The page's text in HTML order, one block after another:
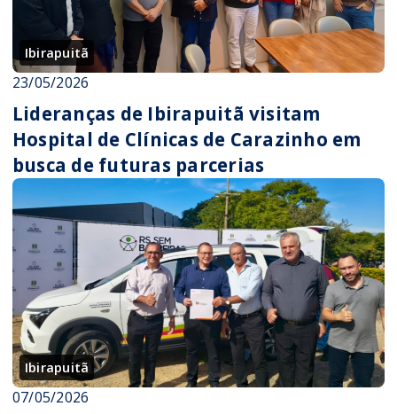
Ibirapuitã
23/05/2026
Lideranças de Ibirapuitã visitam
Hospital de Clínicas de Carazinho em
busca de futuras parcerias
Ibirapuitã
07/05/2026